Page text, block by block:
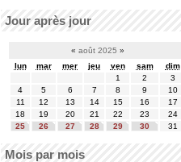
Jour après jour
« août 2025 »
lun
mar mer jeu ven sam
dim
1
2
3
4
5 6 7 8 9
10
11
12 13 14 15 16
17
18
19 20 21 22 23
24
25
26 27 28 29 30 31
Mois par mois